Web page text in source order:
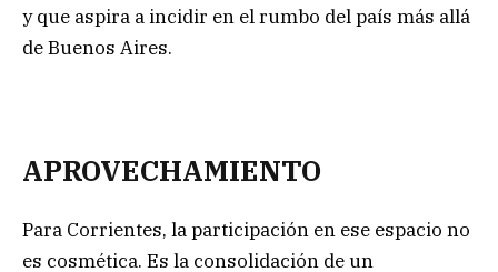
y que aspira a incidir en el rumbo del país más allá
de Buenos Aires.
APROVECHAMIENTO
Para Corrientes, la participación en ese espacio no
es cosmética. Es la consolidación de un